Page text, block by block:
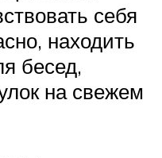
себя
находить
бесед,
на свежем